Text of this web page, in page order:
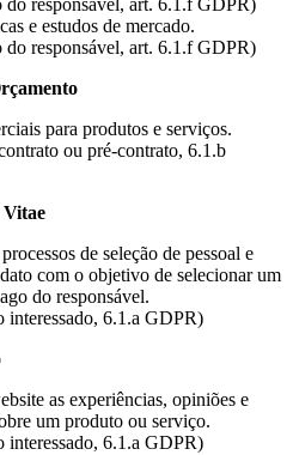
do responsável, art. 6.1.f GDPR)
e estudos de mercado.
do responsável, art. 6.1.f GDPR)
para produtos e serviços.
ou pré-contrato, 6.1.b
de seleção de pessoal e
com o objetivo de selecionar um
do responsável.
interessado, 6.1.a GDPR)
as experiências, opiniões e
um produto ou serviço.
interessado, 6.1.a GDPR)